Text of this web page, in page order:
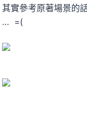
其實參考原著場景的
… =(